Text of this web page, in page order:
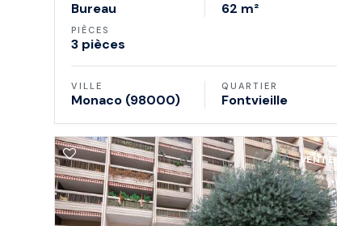
Bureau 62 m²
PIÈCES
3 pièces
VILLE
Monaco (98000)
QUARTIER
Fontvieille
VENTE